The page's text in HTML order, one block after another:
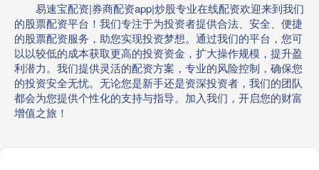
易速宝配资|券商配资app|炒股专业在线配资欢迎来到我们
的股票配资平台！我们专注于为投资者提供合法、安全、便捷
的股票配资服务，助您实现投资梦想。通过我们的平台，您可
以以较低的成本获取更高的投资资金，扩大操作规模，提升盈
利潜力。我们提供灵活的配资方案，专业的风险控制，确保您
的投资安全无忧。无论您是新手还是资深投资者，我们的团队
都会为您提供个性化的支持与指导。加入我们，开启您的财富
增值之旅！